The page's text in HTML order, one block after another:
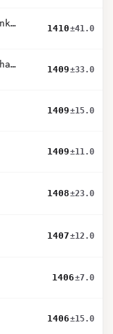
deepseek-v3.1-terminus-thinking
1410±41.0
amazon-nova-experimental-chat-26-01-10
1409±33.0
1409±15.0
1409±11.0
1408±23.0
1407±12.0
1406±7.0
1406±15.0